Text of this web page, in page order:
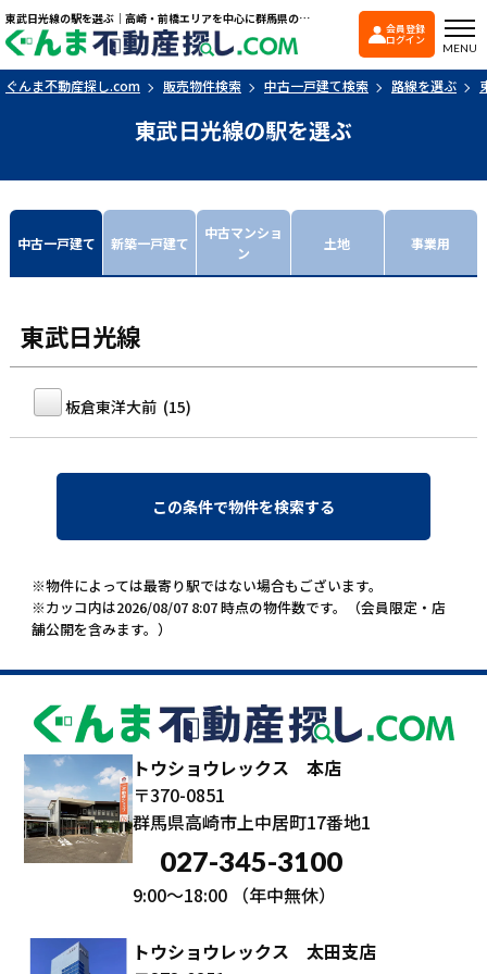
東武日光線の駅を選ぶ｜高崎・前橋エリアを中心に群馬県の戸建て・マンションを探すなら「ぐんま不動産探し.com」
ぐんま不動産探し
会員登録
ログイン
MENU
ぐんま不動産探し.com 販売物件検索 中古一戸建て検索 路線を選ぶ
東武日光線の駅を選ぶ
中古一戸建て 新築一戸建て
中古マンショ
ン
土地 事業用
東武日光線
板倉東洋大前 (15)
※物件によっては最寄り駅ではない場合もございます。
※カッコ内は2026/08/07 8:07 時点の物件数です。（会員限定・店
舗公開を含みます。）
トウショウレックス 本店
〒370-0851
群馬県高崎市上中居町17番地1
027-345-3100
9:00～18:00 （年中無休）
トウショウレックス 太田支店